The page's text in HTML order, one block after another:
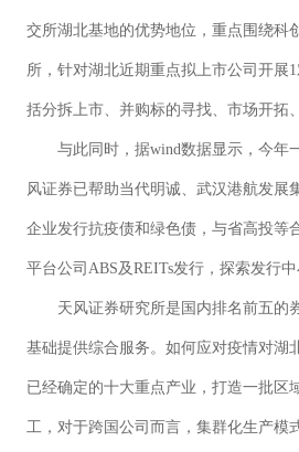
交所湖北基地的优势地位，重点围绕科
所，针对湖北近期重点拟上市公司开展
括分拆上市、并购标的寻找、市场开拓
与此同时，据wind数据显示，今年
风证券已帮助当代明诚、武汉港航发展
企业发行抗疫债和绿色债，与省高投等
平台公司ABS及REITs发行，探索发行
天风证券研究所是国内排名前五的
基础提供综合服务。如何应对疫情对湖
已经确定的十大重点产业，打造一批区
工，对于跨国公司而言，集群化生产模